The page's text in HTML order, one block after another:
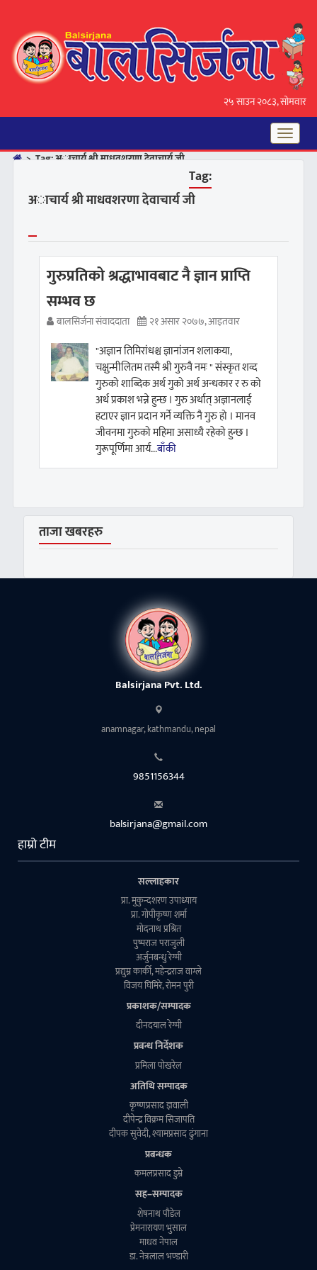
२५ साउन २०८३, सोमवार
Toggle
> Tag:अाचार्य श्री माधवशरणा देवाचार्य जी
Tag:
अाचार्य श्री माधवशरणा देवाचार्य जी
गुरुप्रतिको श्रद्धाभावबाट नै ज्ञान प्राप्ति
सम्भव छ
बालसिर्जना संवाददाता २१ असार २०७७, आइतवार
"अज्ञान तिमिरांधश्च ज्ञानांजन शलाकया,
चक्षुन्मीलितम तस्मै श्री गुरुवै नमः " संस्कृत शव्द
गुरुको शाब्दिक अर्थ गुको अर्थ अन्धकार र रु को
अर्थ प्रकाश भन्ने हुन्छ । गुरु अर्थात् अज्ञानलाई
हटाएर ज्ञान प्रदान गर्ने व्यक्ति नै गुरु हो । मानव
जीवनमा गुरुको महिमा असाध्यै रहेको हुन्छ ।
गुरूपूर्णिमा आर्य...बाँकी
ताजा खबरहरु
Balsirjana Pvt. Ltd.
anamnagar, kathmandu, nepal
9851156344
balsirjana@gmail.com
हाम्रो टीम
सल्लाहकार
प्रा. मुकुन्दशरण उपाध्याय
प्रा. गाेपीकृष्ण शर्मा
माेदनाथ प्रश्रित
पुष्पराज पराजुली
अर्जुनबन्धु रेग्मी
प्रद्युम्न कार्की, महेन्द्रराज वाग्ले
विजय घिमिरे, राेमन पुरी
प्रकाशक/सम्पादक
दीनदयाल रेग्मी
प्रबन्ध निर्देशक
प्रमिला पाेखरेल
अतिथि सम्पादक
कृष्णप्रसाद ज्ञवाली
दीपेन्द्र विक्रम सिजापति
दीपक सुवेदी, श्यामप्रसाद ढुंगाना
प्रबन्धक
कमलप्रसाद डुम्रे
सह–सम्पादक
शेषनाथ पाैडेल
प्रेमनारायण भुसाल
माधव नेपाल
डा. नेत्रलाल भण्डारी